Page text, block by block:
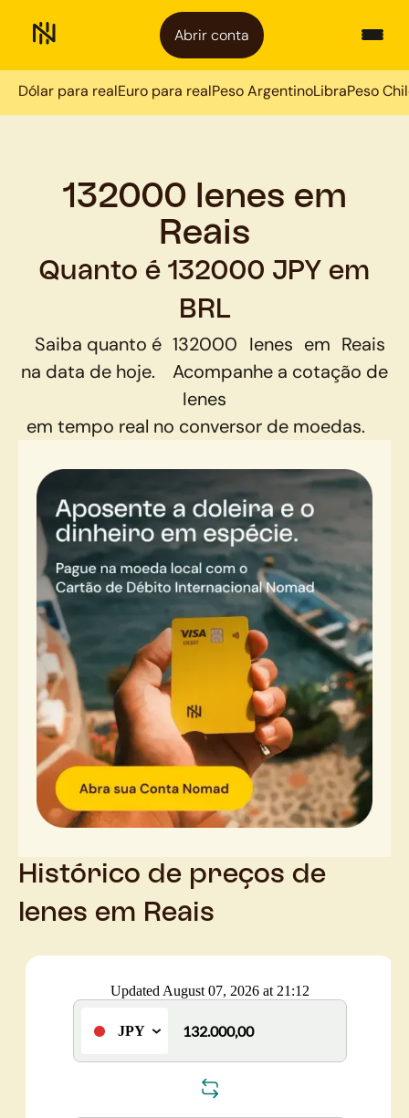
Abrir conta
Dólar para realEuro para realPeso ArgentinoLibraPeso
132000 Ienes em
Reais
Quanto é 132000 JPY em
BRL
Saiba quanto é 132000 Ienes em Reais
na data de hoje.
Acompanhe a cotação de
Ienes
em tempo real no conversor de moedas.
Histórico de preços de
Ienes em Reais